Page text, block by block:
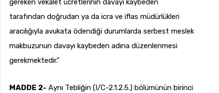
gereken vekalet ücretlerinin davayı kaybeden
tarafından doğrudan ya da icra ve iflas müdürlükleri
aracılığıyla avukata ödendiği durumlarda serbest meslek
makbuzunun davayı kaybeden adına düzenlenmesi
gerekmektedir.”
MADDE 2- Aynı Tebliğin (I/C-2.1.2.5.) bölümünün birinci